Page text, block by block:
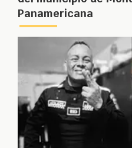
Panamericana